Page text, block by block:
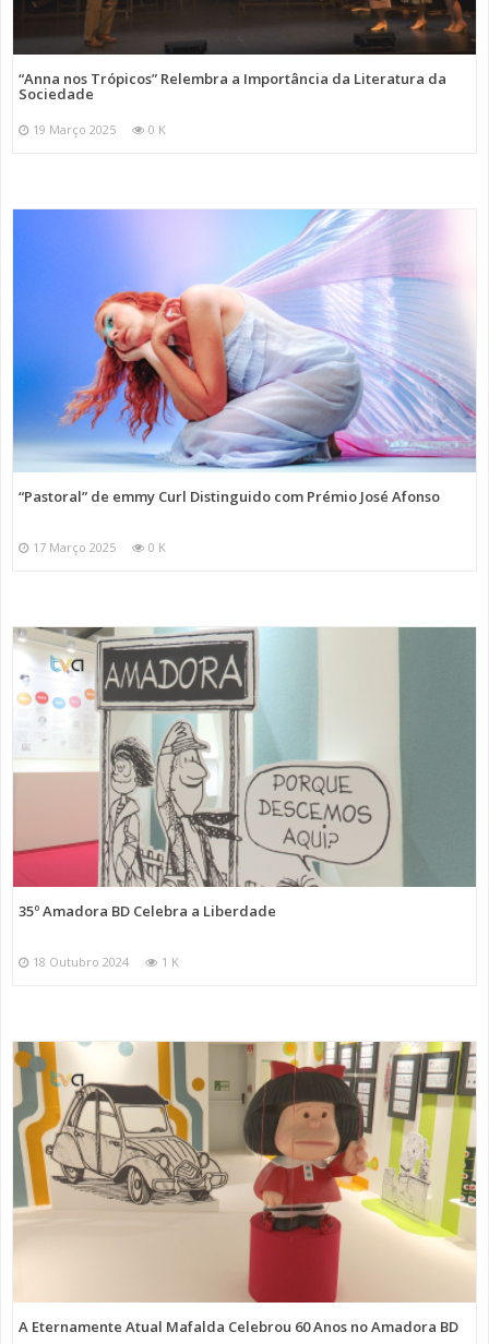
“Anna nos Trópicos” Relembra a Importância da Literatura da
Sociedade
19 Março 2025 0 K
“Pastoral” de emmy Curl Distinguido com Prémio José Afonso
17 Março 2025 0 K
35º Amadora BD Celebra a Liberdade
18 Outubro 2024 1 K
A Eternamente Atual Mafalda Celebrou 60 Anos no Amadora BD